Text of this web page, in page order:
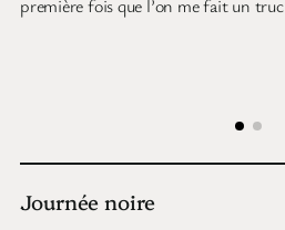
première fois que l’on me fait un
Journée noire